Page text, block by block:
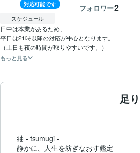
対応可能です フォロワー2
スケジュール
日中は本業があるため、
平日は21時以降の対応が中心となります。
（土日も夜の時間が取りやすいです。）
もっと見る
足
紬 - tsumugi -
静かに、人生を紡ぎなおす鑑定